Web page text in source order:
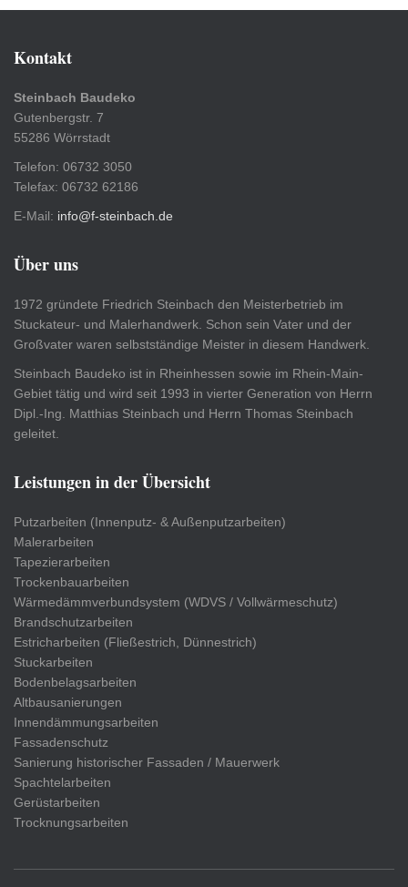
Kontakt
Steinbach Baudeko
Gutenbergstr. 7
55286 Wörrstadt
Telefon: 06732 3050
Telefax: 06732 62186
E-Mail: info@f-steinbach.de
Über uns
1972 gründete Friedrich Steinbach den Meisterbetrieb im
Stuckateur- und Malerhandwerk. Schon sein Vater und der
Großvater waren selbstständige Meister in diesem Handwerk.
Steinbach Baudeko ist in Rheinhessen sowie im Rhein-Main-
Gebiet tätig und wird seit 1993 in vierter Generation von Herrn
Dipl.-Ing. Matthias Steinbach und Herrn Thomas Steinbach
geleitet.
Leistungen in der Übersicht
Putzarbeiten (Innenputz- & Außenputzarbeiten)
Malerarbeiten
Tapezierarbeiten
Trockenbauarbeiten
Wärmedämmverbundsystem (WDVS / Vollwärmeschutz)
Brandschutzarbeiten
Estricharbeiten (Fließestrich, Dünnestrich)
Stuckarbeiten
Bodenbelagsarbeiten
Altbausanierungen
Innendämmungsarbeiten
Fassadenschutz
Sanierung historischer Fassaden / Mauerwerk
Spachtelarbeiten
Gerüstarbeiten
Trocknungsarbeiten